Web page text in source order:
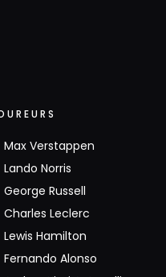
Max Verstappen
Lando Norris
George Russell
Charles Leclerc
Lewis Hamilton
Fernando Alonso